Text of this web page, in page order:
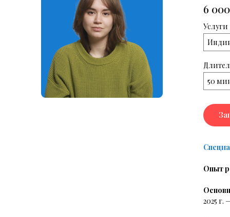
6 000
Услуги
50
Опыт
2025 г.